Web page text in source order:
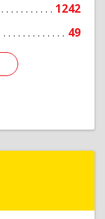
1242
49
Подробнее